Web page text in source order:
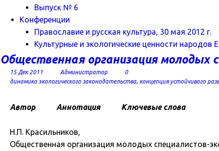
Выпуск № 6
Конференции
Православие и русская культура, 30 мая 2012 г.
Культурные и экологические ценности народов
Общественная организация молодых
15 Дек 2011 Администратор
0
динамика экологического законодательства, концепция устойчивого
Автор Аннотация Ключевые слова
Н.П. Красильников,
Общественная организация молодых специалистов-